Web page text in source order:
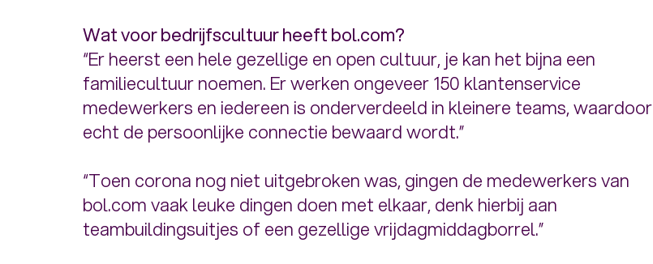
Wat voor bedrijfscultuur heeft bol.com?
“Er heerst een hele gezellige en open cultuur, je kan het bijna een
familiecultuur noemen. Er werken ongeveer 150 klantenservice
medewerkers en iedereen is onderverdeeld in kleinere teams, waardoor
echt de persoonlijke connectie bewaard wordt.”
“Toen corona nog niet uitgebroken was, gingen de medewerkers van
bol.com vaak leuke dingen doen met elkaar, denk hierbij aan
teambuildingsuitjes of een gezellige vrijdagmiddagborrel.”